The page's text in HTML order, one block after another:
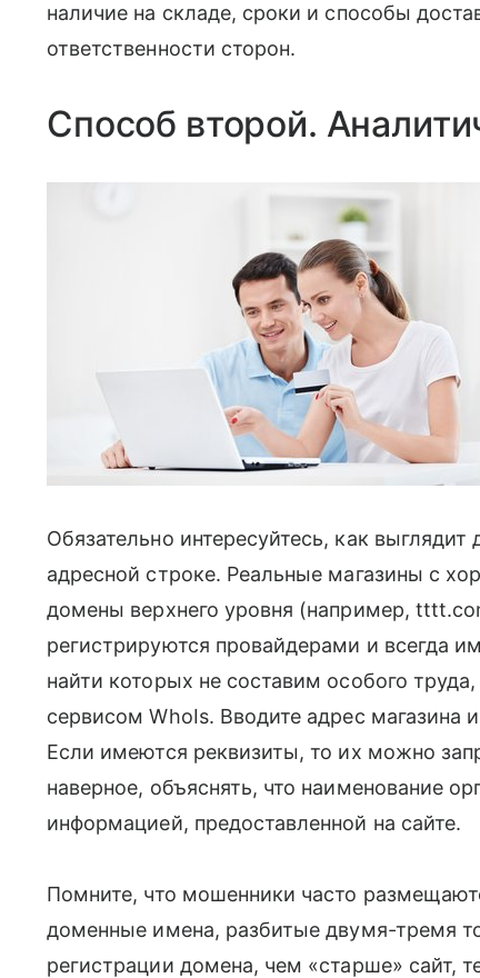
наличие на складе, сроки и способы
ответственности сторон.
Способ второй.
Обязательно интересуйтесь, как
адресной строке. Реальные магазины с
домены верхнего уровня (например,
регистрируются провайдерами и всегда
найти которых не составим особого
сервисом WhoIs. Вводите адрес магазина
Если имеются реквизиты, то их можно
наверное, объяснять, что наименование
информацией, предоставленной на сайте.
Помните, что мошенники часто
доменные имена, разбитые двумя-тремя
регистрации домена, чем «старше» сайт,